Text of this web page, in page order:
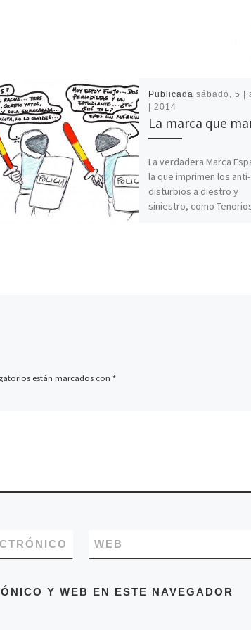
Publicada sábado, 5 |
| 2014
La marca que
La verdadera Marca
la que imprimen los anti-
disturbios a diestro y
siniestro, como
están marcados con *
WEB
Y WEB EN ESTE NAVEGADOR